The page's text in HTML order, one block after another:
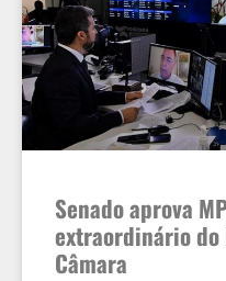
Senado aprova
extraordinário do
Câmara